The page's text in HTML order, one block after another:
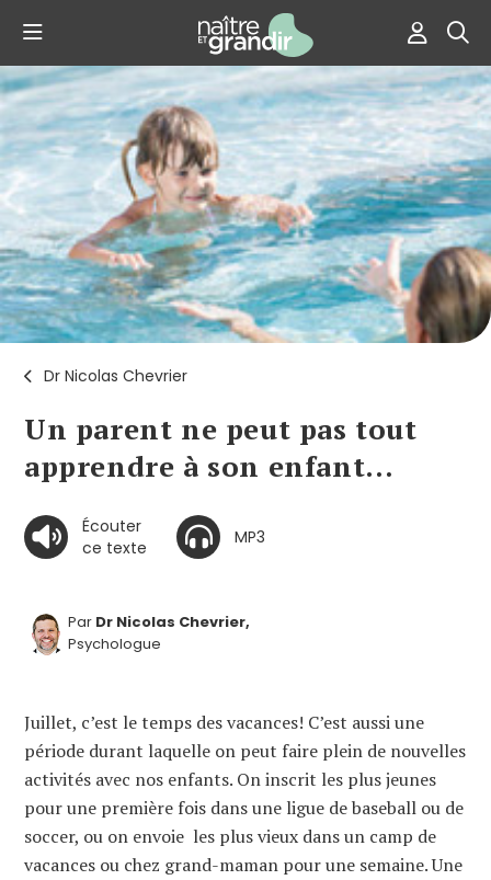
Dr Nicolas Chevrier
Un parent ne peut pas tout
apprendre à son enfant…
Écouter
ce texte
MP3
Par Dr Nicolas Chevrier,
Psychologue
Juillet, c’est le temps des vacances! C’est aussi une
période durant laquelle on peut faire plein de nouvelles
activités avec nos enfants. On inscrit les plus jeunes
pour une première fois dans une ligue de baseball ou de
soccer, ou on envoie les plus vieux dans un camp de
vacances ou chez grand-maman pour une semaine. Une